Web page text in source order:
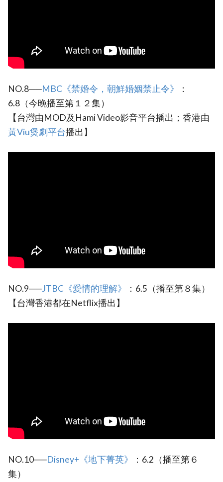
NO.8──MBC《禁婚令，朝鮮婚姻禁止令》
：
6.8（今晚播至第１２集）
【台灣由MOD及Hami Video影音平台播出；香港由
黃Viu煲劇平台播出】
NO.9──JTBC《愛情的理解》
：6.5（播至第８集）
【台灣香港都在Netflix播出】
NO.10──Disney+《地下菁英》
：6.2（播至第６
集）